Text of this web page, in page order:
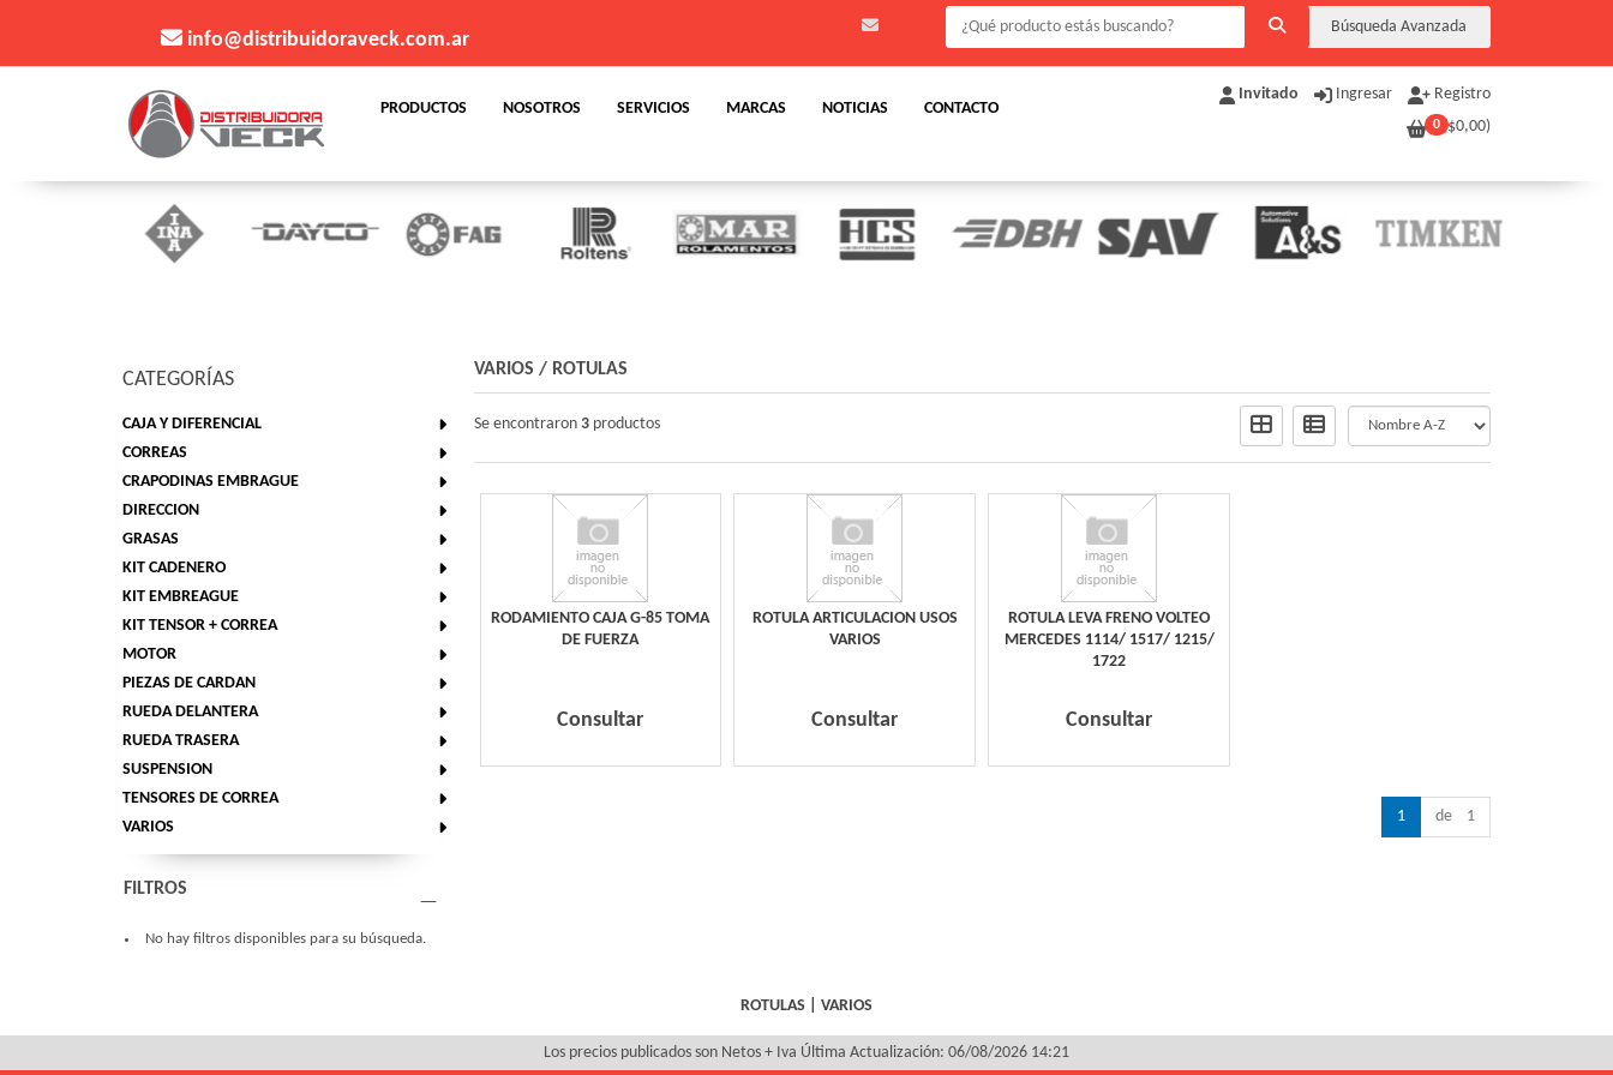
Búsqueda Avanzada
Invitado Ingresar Registro
0 ($0,00)
PRODUCTOS NOSOTROS SERVICIOS MARCAS NOTICIAS CONTACTO
info@distribuidoraveck.com.ar
CATEGORÍAS
CAJA Y DIFERENCIAL
CORREAS
CRAPODINAS EMBRAGUE
DIRECCION
GRASAS
KIT CADENERO
KIT EMBREAGUE
KIT TENSOR + CORREA
MOTOR
PIEZAS DE CARDAN
RUEDA DELANTERA
RUEDA TRASERA
SUSPENSION
TENSORES DE CORREA
VARIOS
FILTROS
No hay filtros disponibles para su búsqueda.
VARIOS / ROTULAS
Se encontraron 3 productos
RODAMIENTO CAJA G-85 TOMA
DE FUERZA
Consultar
ROTULA ARTICULACION USOS
VARIOS
Consultar
ROTULA LEVA FRENO VOLTEO
MERCEDES 1114/ 1517/ 1215/
1722
Consultar
1 de 1
ROTULAS VARIOS
Los precios publicados son Netos + Iva Última Actualización: 06/08/2026 14:21